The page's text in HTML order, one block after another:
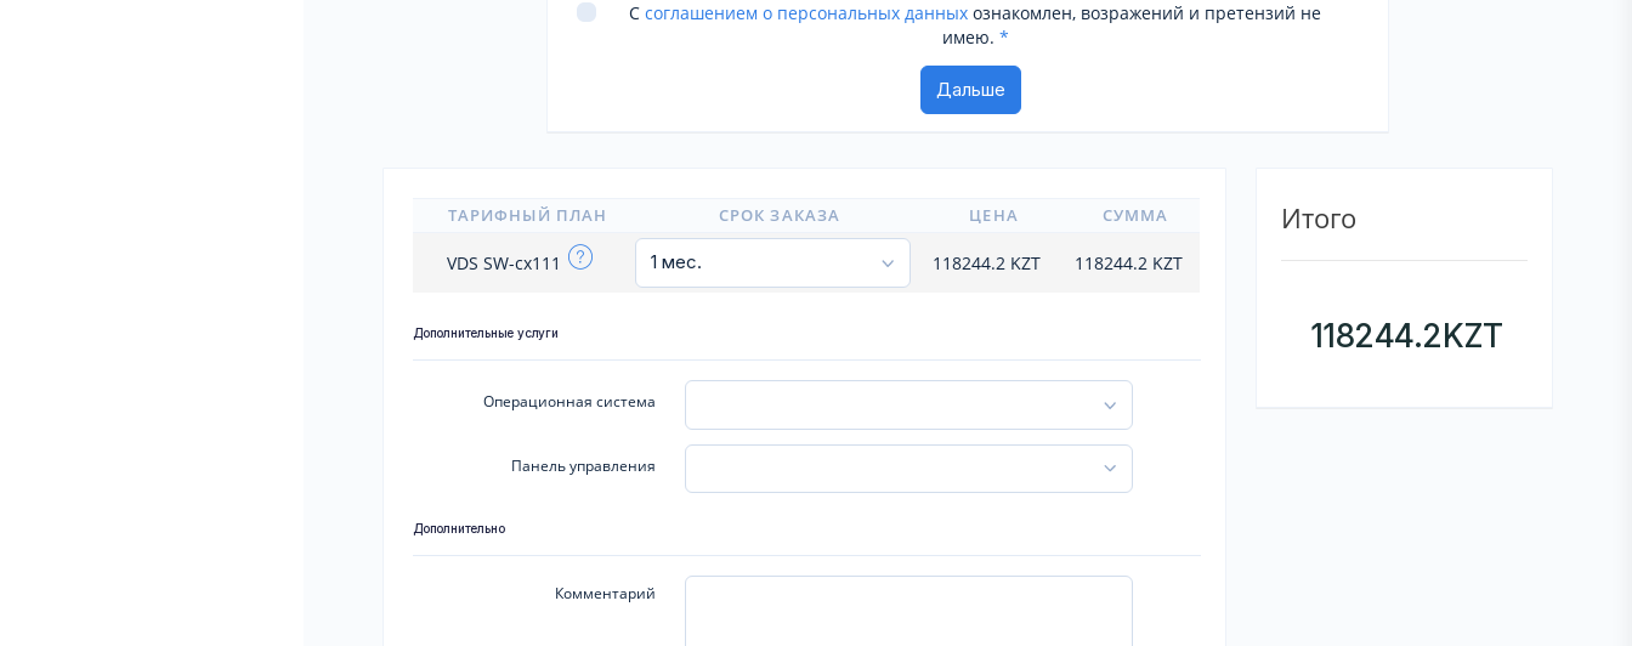
С соглашением о персональных данных ознакомлен, возражений и претензий не
имею. *
ТАРИФНЫЙ ПЛАН СРОК ЗАКАЗА ЦЕНА СУММА
VDS SW-cx111 118244.2 KZT 118244.2KZT
Дополнительные услуги
Операционная система
Панель управления
Дополнительно
Комментарий
Итого
118244.2KZT